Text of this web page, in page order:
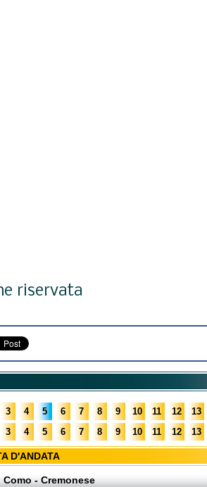
riservata
3 4 5 6 7 8 9 10 11 12 13
3 4 5 6 7 8 9 10 11 12 13
D'ANDATA
Como - Cremonese